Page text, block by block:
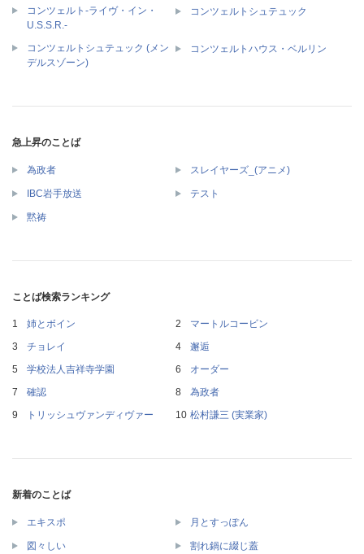
コンツェルト-ライヴ・イン・
U.S.S.R.-
コンツェルトシュテュック
コンツェルトシュテュック (メン
デルスゾーン)
コンツェルトハウス・ベルリン
急上昇のことば
為政者 スレイヤーズ_(アニメ)
IBC岩手放送 テスト
黙祷
ことば検索ランキング
姉とボイン
マートルコービン
チョレイ
邂逅
学校法人吉祥寺学園
オーダー
確認
為政者
トリッシュヴァンディヴァー
松村謙三 (実業家)
新着のことば
エキスポ 月とすっぽん
図々しい 割れ鍋に綴じ蓋